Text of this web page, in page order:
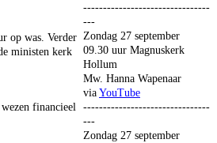
op was. Verder
ministen kerk
financieel
--------------------------------
---
Zondag 27 september
09.30 uur Magnuskerk
Hollum
Mw. Hanna Wapenaar
via YouTube
--------------------------------
---
Zondag 27 september